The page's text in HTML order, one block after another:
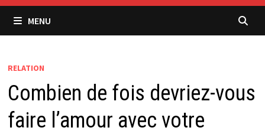
MENU
RELATION
Combien de fois devriez-vous
faire l’amour avec votre